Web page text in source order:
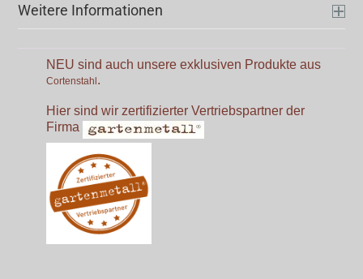
Weitere Informationen
NEU sind auch unsere exklusiven Produkte aus
Cortenstahl.
Hier sind wir zertifizierter Vertriebspartner der
Firma